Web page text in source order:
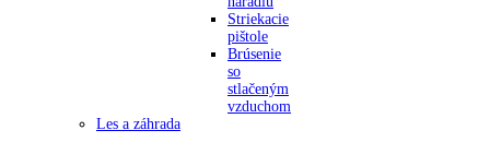
Striekacie
pištole
Brúsenie
so
stlačeným
vzduchom
Les a záhrada